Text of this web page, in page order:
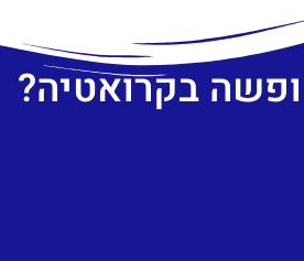
בקרואטיה?